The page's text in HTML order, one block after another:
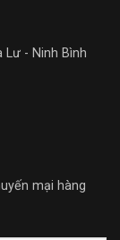
Lư - Ninh Bình
mại hàng